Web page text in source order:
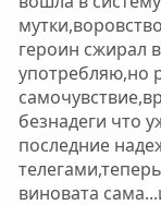
героин сжирал
употребляю,но
безнадеги что
последние
виновата